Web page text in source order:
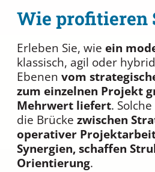
Wie profitieren
Erleben Sie, wie ein
klassisch, agil oder
Ebenen vom
zum einzelnen Projekt
Mehrwert liefert.
die Brücke zwischen
operativer
Synergien, schaffen
Orientierung.